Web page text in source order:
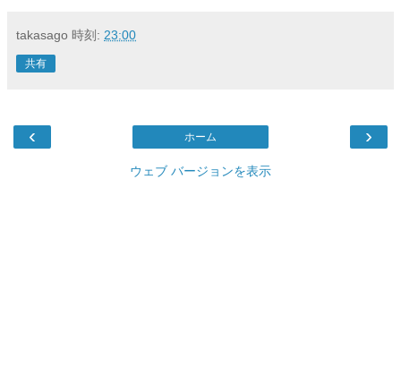
takasago 時刻: 23:00
共有
‹ ›
ホーム
ウェブ バージョンを表示